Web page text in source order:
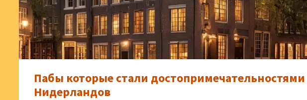
Пабы которые стали достопримечательностями
Нидерландов